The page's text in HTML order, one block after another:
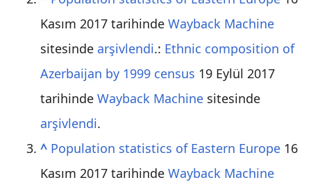
Kasım 2017 tarihinde Wayback Machine
sitesinde arşivlendi.: Ethnic composition of
Azerbaijan by 1999 census 19 Eylül 2017
tarihinde Wayback Machinesitesinde
arşivlendi.
^ Population statistics of Eastern Europe16
Kasım 2017 tarihinde Wayback Machine